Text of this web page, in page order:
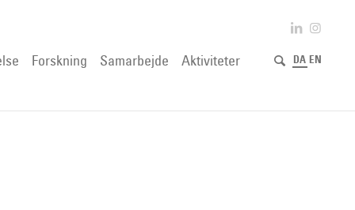
Forskning Samarbejde Aktiviteter DA EN